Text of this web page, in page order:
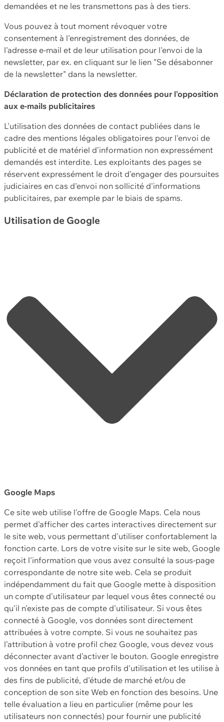
demandées et ne les transmettons pas à des tiers.
Vous pouvez à tout moment révoquer votre
consentement à l'enregistrement des données, de
l'adresse e-mail et de leur utilisation pour l'envoi de la
newsletter, par ex. en cliquant sur le lien "Se désabonner
de la newsletter" dans la newsletter.
Déclaration de protection des données pour l'opposition
aux e-mails publicitaires
L'utilisation des données de contact publiées dans le
cadre des mentions légales obligatoires pour l'envoi de
publicité et de matériel d'information non expressément
demandés est interdite. Les exploitants des pages se
réservent expressément le droit d'engager des poursuites
judiciaires en cas d'envoi non sollicité d'informations
publicitaires, par exemple par le biais de spams.
Utilisation de Google
Google Maps
Ce site web utilise l'offre de Google Maps. Cela nous
permet d'afficher des cartes interactives directement sur
le site web, vous permettant d'utiliser confortablement la
fonction carte. Lors de votre visite sur le site web, Google
reçoit l'information que vous avez consulté la sous-page
correspondante de notre site web. Cela se produit
indépendamment du fait que Google mette à disposition
un compte d'utilisateur par lequel vous êtes connecté ou
qu'il n'existe pas de compte d'utilisateur. Si vous êtes
connecté à Google, vos données sont directement
attribuées à votre compte. Si vous ne souhaitez pas
l'attribution à votre profil chez Google, vous devez vous
déconnecter avant d'activer le bouton. Google enregistre
vos données en tant que profils d'utilisation et les utilise à
des fins de publicité, d'étude de marché et/ou de
conception de son site Web en fonction des besoins. Une
telle évaluation a lieu en particulier (même pour les
utilisateurs non connectés) pour fournir une publicité